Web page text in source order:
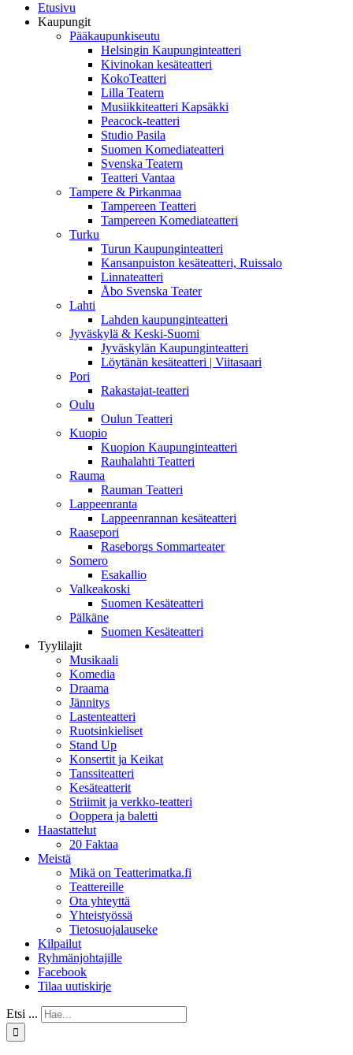
Etusivu
Kaupungit
Pääkaupunkiseutu
Helsingin Kaupunginteatteri
Kivinokan kesäteatteri
KokoTeatteri
Lilla Teatern
Musiikkiteatteri Kapsäkki
Peacock-teatteri
Studio Pasila
Suomen Komediateatteri
Svenska Teatern
Teatteri Vantaa
Tampere & Pirkanmaa
Tampereen Teatteri
Tampereen Komediateatteri
Turku
Turun Kaupunginteatteri
Kansanpuiston kesäteatteri, Ruissalo
Linnateatteri
Åbo Svenska Teater
Lahti
Lahden kaupunginteatteri
Jyväskylä & Keski-Suomi
Jyväskylän Kaupunginteatteri
Löytänän kesäteatteri | Viitasaari
Pori
Rakastajat-teatteri
Oulu
Oulun Teatteri
Kuopio
Kuopion Kaupunginteatteri
Rauhalahti Teatteri
Rauma
Rauman Teatteri
Lappeenranta
Lappeenrannan kesäteatteri
Raasepori
Raseborgs Sommarteater
Somero
Esakallio
Valkeakoski
Suomen Kesäteatteri
Pälkäne
Suomen Kesäteatteri
Tyylilajit
Musikaali
Komedia
Draama
Jännitys
Lastenteatteri
Ruotsinkieliset
Stand Up
Konsertit ja Keikat
Tanssiteatteri
Kesäteatterit
Striimit ja verkko-teatteri
Ooppera ja baletti
Haastattelut
20 Faktaa
Meistä
Mikä on Teatterimatka.fi
Teattereille
Ota yhteyttä
Yhteistyössä
Tietosuojalauseke
Kilpailut
Ryhmänjohtajille
Facebook
Tilaa uutiskirje
Etsi ...